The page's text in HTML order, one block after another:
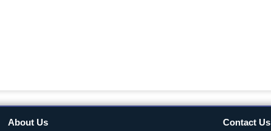
About Us Contact Us